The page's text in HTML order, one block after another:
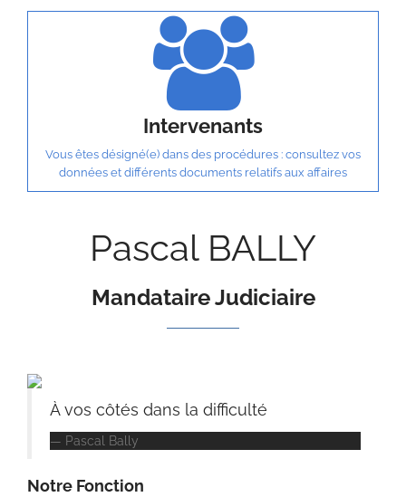
Intervenants
Vous êtes désigné(e) dans des procédures : consultez vos
données et différents documents relatifs aux affaires
Pascal BALLY
Mandataire Judiciaire
À vos côtés dans la difficulté
Pascal Bally
Notre Fonction